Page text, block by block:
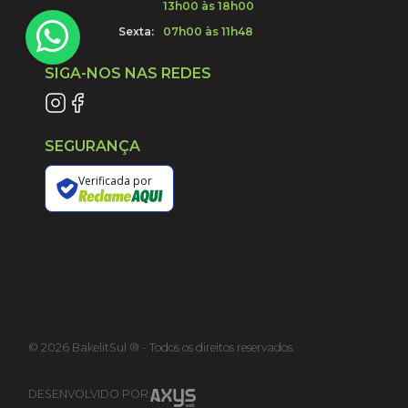
13h00 às 18h00
Sexta:
07h00 às 11h48
SIGA-NOS NAS REDES
SEGURANÇA
Verificada por
© 2026BakelitSul ® - Todos os direitos reservados.
DESENVOLVIDO POR: